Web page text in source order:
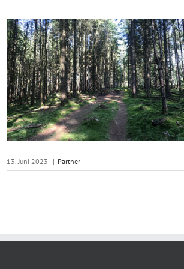
13. Juni 2023 | Partner